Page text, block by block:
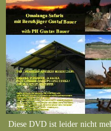
Diese DVD ist leider nicht